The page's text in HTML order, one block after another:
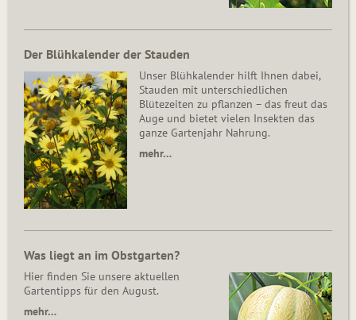
Der Blühkalender der Stauden
Unser Blühkalender hilft Ihnen dabei,
Stauden mit unterschiedlichen
Blütezeiten zu pflanzen – das freut das
Auge und bietet vielen Insekten das
ganze Gartenjahr Nahrung.
mehr…
Was liegt an im Obstgarten?
Hier finden Sie unsere aktuellen
Gartentipps für den August.
mehr…